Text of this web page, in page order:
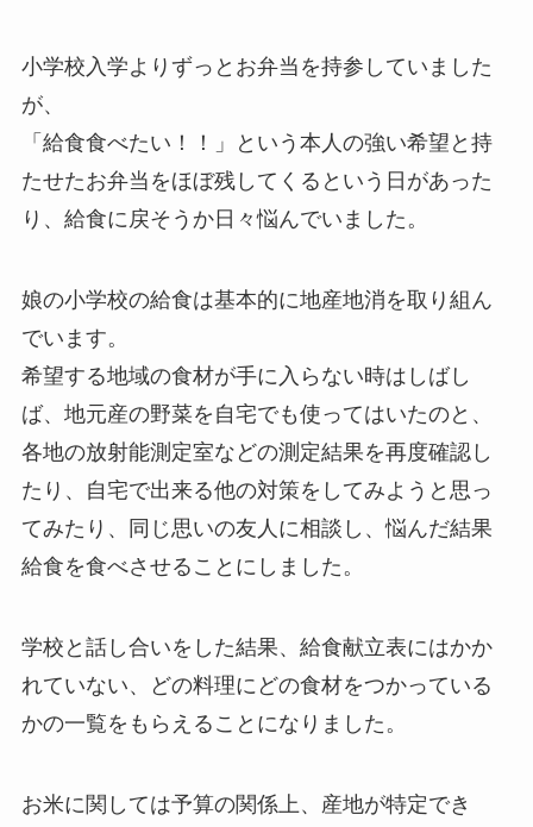
小学校入学よりずっとお弁当を持参していました
が、
「給食食べたい！！」という本人の強い希望と持
たせたお弁当をほぼ残してくるという日があった
り、給食に戻そうか日々悩んでいました。
娘の小学校の給食は基本的に地産地消を取り組ん
でいます。
希望する地域の食材が手に入らない時はしばし
ば、地元産の野菜を自宅でも使ってはいたのと、
各地の放射能測定室などの測定結果を再度確認し
たり、自宅で出来る他の対策をしてみようと思っ
てみたり、同じ思いの友人に相談し、悩んだ結果
給食を食べさせることにしました。
学校と話し合いをした結果、給食献立表にはかか
れていない、どの料理にどの食材をつかっている
かの一覧をもらえることになりました。
お米に関しては予算の関係上、産地が特定でき